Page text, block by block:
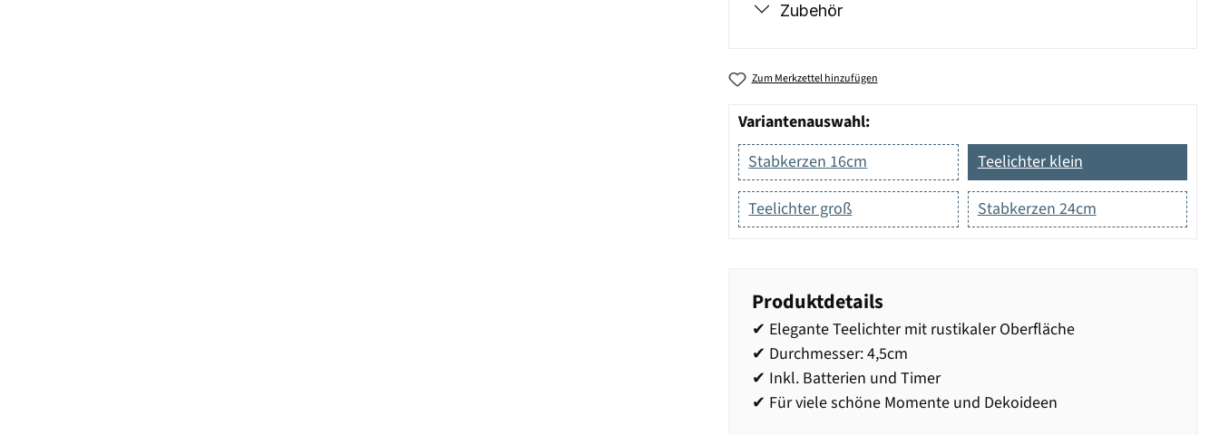
Zubehör
Zum Merkzettel hinzufügen
Variantenauswahl:
Stabkerzen 16cm
Teelichter klein
Teelichter groß Stabkerzen 24cm
Produktdetails
✔ Elegante Teelichter mit rustikaler Oberfläche
✔ Durchmesser: 4,5cm
✔ Inkl. Batterien und Timer
✔ Für viele schöne Momente und Dekoideen